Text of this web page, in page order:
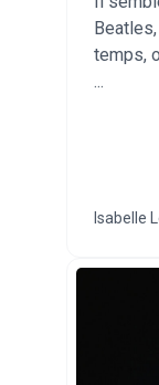
temps,
...
Isabelle